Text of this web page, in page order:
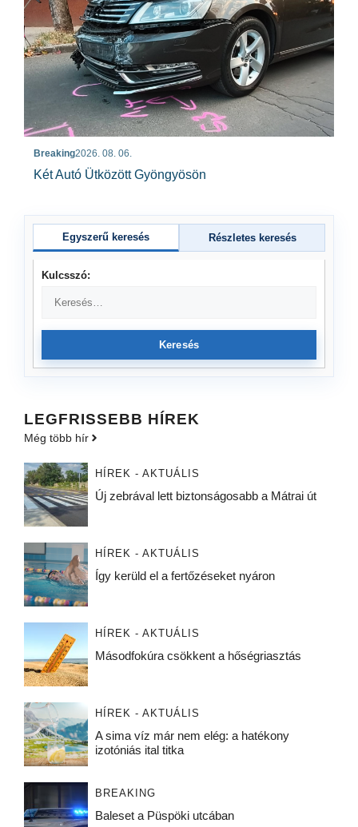
Breaking2026. 08. 06.
Két Autó Ütközött Gyöngyösön
Egyszerű keresés Részletes keresés
Kulcsszó:
Keresés
LEGFRISSEBB HÍREK
Még több hír
HÍREK - AKTUÁLIS
Új zebrával lett biztonságosabb a Mátrai út
HÍREK - AKTUÁLIS
Így kerüld el a fertőzéseket nyáron
HÍREK - AKTUÁLIS
Másodfokúra csökkent a hőségriasztás
HÍREK - AKTUÁLIS
A sima víz már nem elég: a hatékony
izotóniás ital titka
BREAKING
Baleset a Püspöki utcában